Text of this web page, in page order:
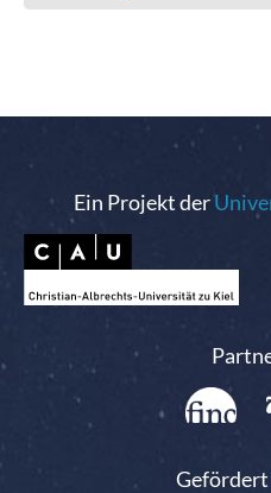
Ein Projekt der